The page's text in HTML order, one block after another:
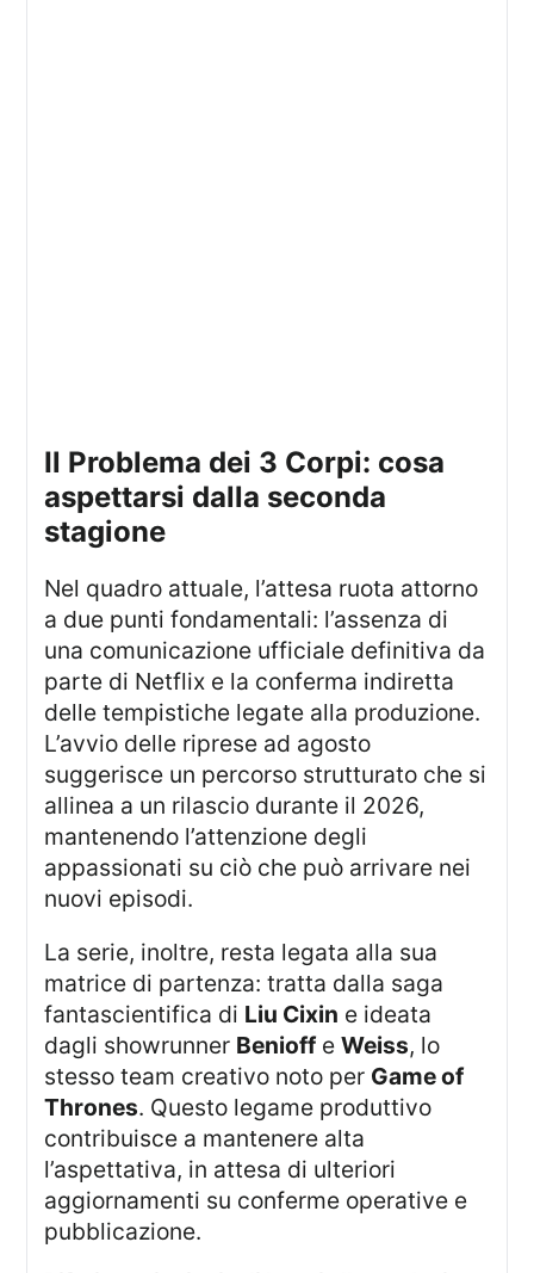
Il Problema dei 3 Corpi: cosa
aspettarsi dalla seconda
stagione
Nel quadro attuale, l’attesa ruota attorno
a due punti fondamentali: l’assenza di
una comunicazione ufficiale definitiva da
parte di Netflix e la conferma indiretta
delle tempistiche legate alla produzione.
L’avvio delle riprese ad agosto
suggerisce un percorso strutturato che si
allinea a un rilascio durante il 2026,
mantenendo l’attenzione degli
appassionati su ciò che può arrivare nei
nuovi episodi.
La serie, inoltre, resta legata alla sua
matrice di partenza: tratta dalla saga
fantascientifica di Liu Cixin e ideata
dagli showrunner Benioff eWeiss, lo
stesso team creativo noto per Game of
Thrones. Questo legame produttivo
contribuisce a mantenere alta
l’aspettativa, in attesa di ulteriori
aggiornamenti su conferme operative e
pubblicazione.